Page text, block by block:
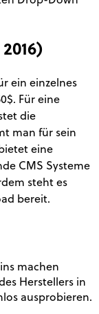
ein einzelnes
Für eine
die
man für sein
eine
CMS Systeme
steht es
bereit.
machen
Herstellers in
ausprobieren.